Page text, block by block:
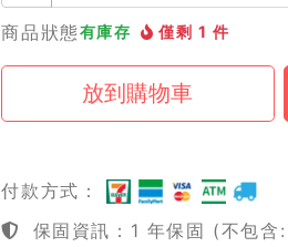
商品狀態有庫存 僅剩 1 件
付款方式：
保固資訊：1 年保固 (不包